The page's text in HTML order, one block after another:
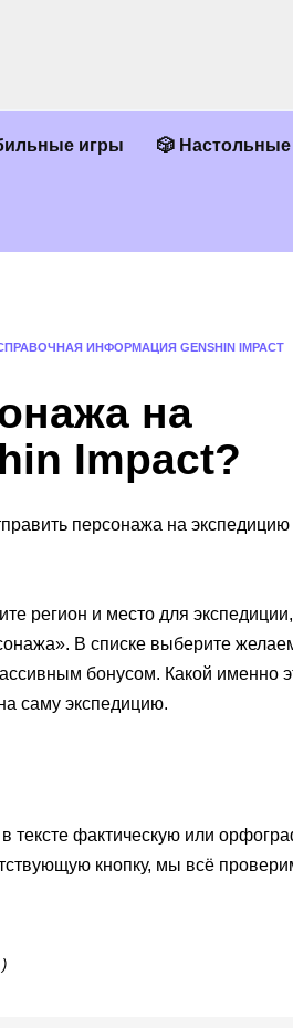
игры 🎲
ИНФОРМАЦИЯ GENSHIN IMPACT
на
Impact?
персонажа на экспедицию
регион и место для
В списке выберите
бонусом. Какой именно
саму экспедицию.
фактическую или
кнопку, мы всё